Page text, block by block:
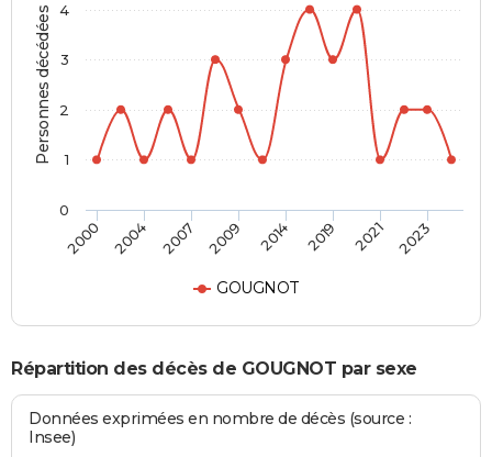
Personnes décédées
GOUGNOT
2000 2004 2007 2009 2014 2019 2021 2023
0
1
2
3
4
Répartition des décès de GOUGNOT par sexe
Données exprimées en nombre de décès (source :
Insee)